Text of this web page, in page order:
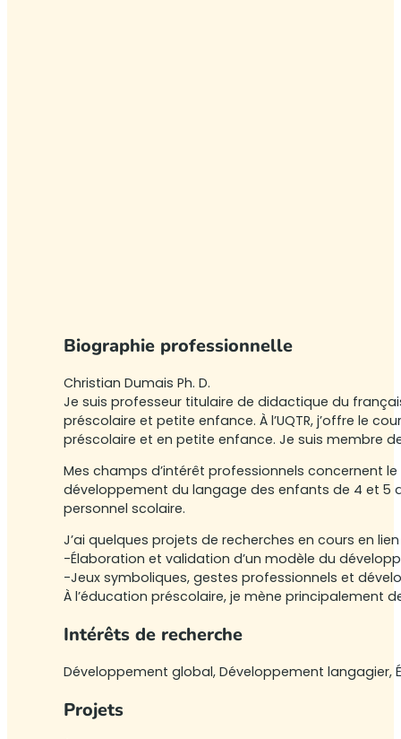
Biographie professionnelle
Christian Dumais Ph. D.
Je suis professeur titulaire de didactique du
préscolaire et petite enfance. À l’UQTR, j’offre le
préscolaire et en petite enfance. Je suis membre de
Mes champs d’intérêt professionnels concernent
développement du langage des enfants de 4 et 5
personnel scolaire.
J’ai quelques projets de recherches en cours en
-Élaboration et validation d’un modèle du
-Jeux symboliques, gestes professionnels et
À l’éducation préscolaire, je mène principalement
Intérêts de recherche
Développement global, Développement
Projets